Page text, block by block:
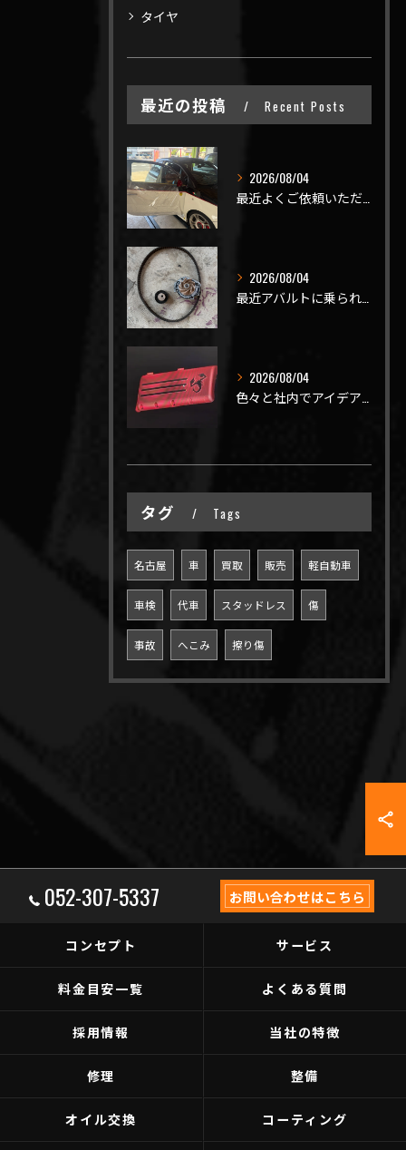
タイヤ
最近の投稿 Recent Posts
2026/08/04
2026/08/04
2026/08/04
タグ Tags
名古屋 車 買取 販売 軽自動車
車検 代車 スタッドレス 傷
事故 へこみ 擦り傷
052-307-5337 お問い合わせはこちら
コンセプト サービス
料金目安一覧 よくある質問
採用情報 当社の特徴
修理 整備
オイル交換 コーティング